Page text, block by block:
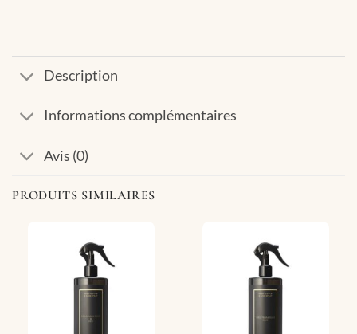
Description
Informations complémentaires
Avis (0)
PRODUITS SIMILAIRES